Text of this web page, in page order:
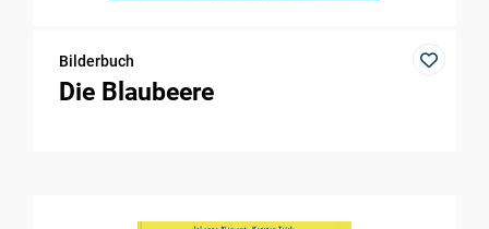
Bilderbuch
Die Blaubeere